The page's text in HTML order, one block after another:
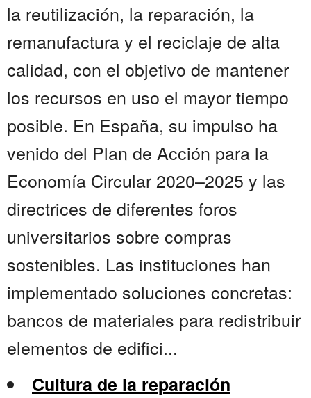
la reutilización, la reparación, la
remanufactura y el reciclaje de alta
calidad, con el objetivo de mantener
los recursos en uso el mayor tiempo
posible. En España, su impulso ha
venido del Plan de Acción para la
Economía Circular 2020–2025 y las
directrices de diferentes foros
universitarios sobre compras
sostenibles. Las instituciones han
implementado soluciones concretas:
bancos de materiales para redistribuir
elementos de edifici...
Cultura de la reparación